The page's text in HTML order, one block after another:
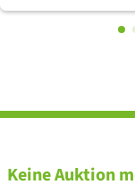
Keine Auktion